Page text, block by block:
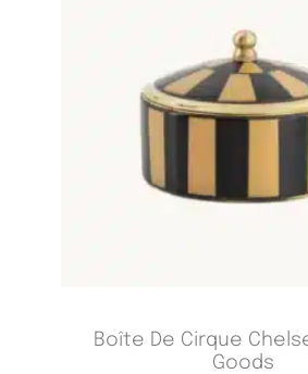
Boîte De Cirque
Goods